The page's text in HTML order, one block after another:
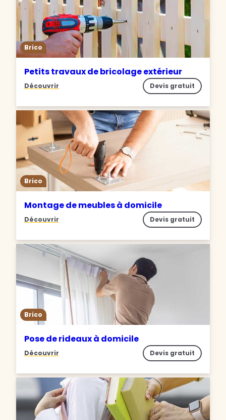
Brico
Petits travaux de bricolage extérieur
Découvrir Devis gratuit
Brico
Montage de meubles à domicile
Découvrir Devis gratuit
Brico
Pose de rideaux à domicile
Découvrir Devis gratuit